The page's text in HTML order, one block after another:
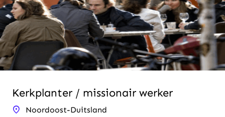
Kerkplanter / missionair werker
Noordoost-Duitsland